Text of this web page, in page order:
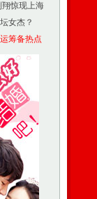
惊现上海
女杰？
筹备热点